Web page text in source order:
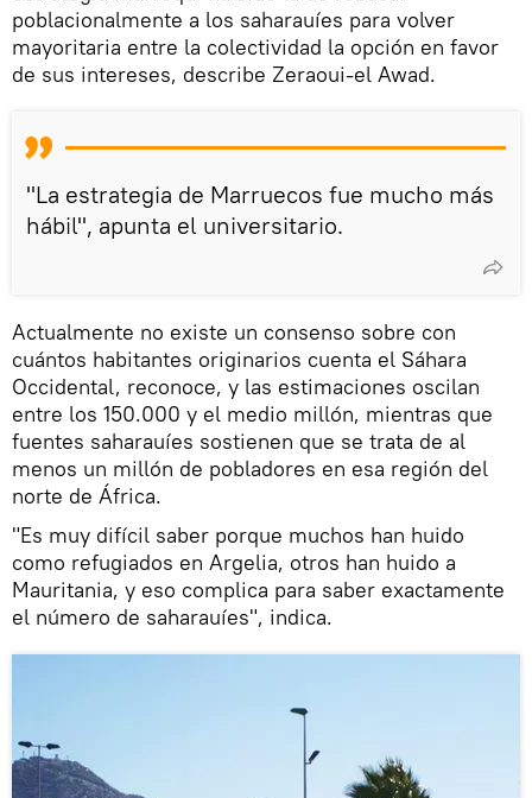
poblacionalmente a los saharauíes para volver
mayoritaria entre la colectividad la opción en favor
de sus intereses, describe Zeraoui-el Awad.
"La estrategia de Marruecos fue mucho más
hábil", apunta el universitario.
Actualmente no existe un consenso sobre con
cuántos habitantes originarios cuenta el Sáhara
Occidental, reconoce, y las estimaciones oscilan
entre los 150.000 y el medio millón, mientras que
fuentes saharauíes sostienen que se trata de al
menos un millón de pobladores en esa región del
norte de África.
"Es muy difícil saber porque muchos han huido
como refugiados en Argelia, otros han huido a
Mauritania, y eso complica para saber exactamente
el número de saharauíes", indica.